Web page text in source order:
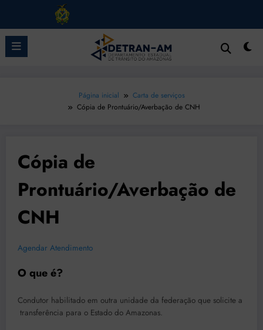
Pular
para
Página inicial
Carta de serviços
Cópia de Prontuário/Averbação de CNH
Cópia de
Prontuário/Averbação de
CNH
Agendar Atendimento
O que é?
Condutor habilitado em outra unidade da federação que solicite a
transferência para o Estado do Amazonas.